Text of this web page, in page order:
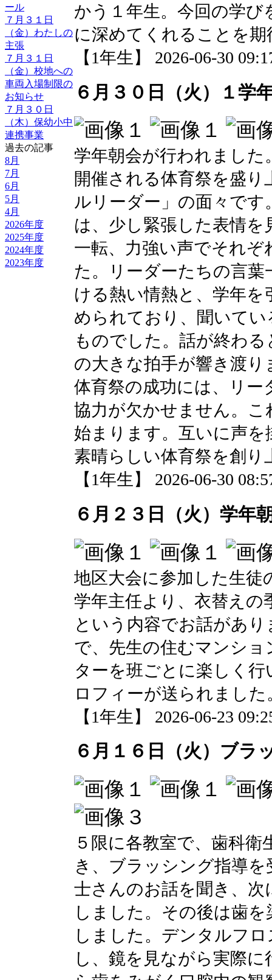
ール
７月３１日
（金）わたしの
主張
７月３１日
（金）校地への
車両入場制限の
お知らせ
７月３０日
（木）保幼小中
連携事業
過去の記事
8月
7月
6月
5月
4月
2026年度
2025年度
2024年度
2023年度
かう１年生。今回の学
に深めてくれることを
【1年生】 2026-06-30
６月３０日（火）１学
学年朝会が行われました
開催される体育祭を盛
ルリーダー」の面々で
は、少し緊張した表情
一転、力強い声でそれ
た。リーダーたちの言
ける熱い情熱と、学年
められており、聞いて
ものでした。話が終わ
の大きな拍手が響き渡り
体育祭の成功には、リ
協力が欠かせません。
始まります。互いに声
素晴らしい体育祭を創
【1年生】 2026-06-30
６月２３日（火）学年
地区大会に参加した生徒
学年主任より、衣替え
という内容でお話があ
で、先生の住むマンシ
ターを班ごとに楽しく
ロフィーが送られました
【1年生】 2026-06-23
６月１６日（火）ブラ
５限に各教室で、歯科
き、ブラッシング指導
士さんのお話を聞き、
しました。その後は歯
しました。デンタルフ
し、鏡を見ながら実際